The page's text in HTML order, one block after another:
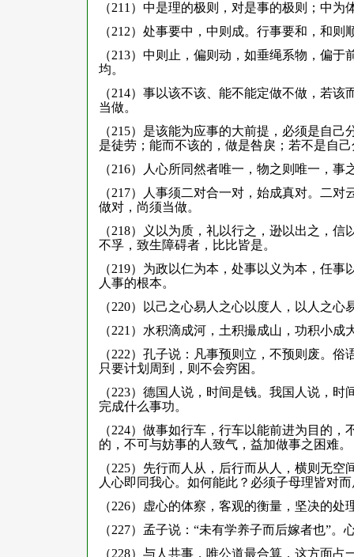
（211）中是理的极则，对是事的极则；中
（212）处事要中，中则成。行事要和，和则
（213）中则止，偏则动，如垂绳系物，偏
均。
（214）事以该不该、能不能定做不做，若
当做。
（215）是该能为应事的大前提，必须是自
是徒劳；能而不该的，做是咎戾；若不是自
（216）人心所同然者唯一，物之则唯一，
（217）人事须二对合一对，始成真对。二
做对，尚须当做。
（218）义以为质，礼以行之，逊以出之，
不孚，致生障碍者，比比皆是。
（219）为政以仁为本，处事以义为本，任
人事的根本。
（220）以己之心易人之心以度人，以人之心
（221）水积滴成河，土积撮成山，功积小
（222）孔子说：凡事预则立，不预则废。
只要计划周到，则不会穷困。
（223）德国人说，时间是钱。我国人说，
完成什么事功。
（224）做事如行车，行车以能前进为目的
的，不可与妨事的人致气，益加做事之困难。
（225）先行而人从，后行而从人，横则无
人心即同我心。如何能此？必须子母理皆对
（226）虚心的体察，客观的衡量，坚决的
（227）孟子说：“未有学养子而后嫁者也”
（228）与人共事，唯公道最合算，这方面